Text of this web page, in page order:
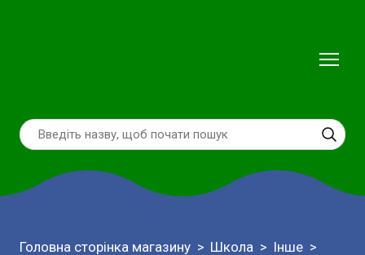
Головна сторінка магазину Школа
Інше